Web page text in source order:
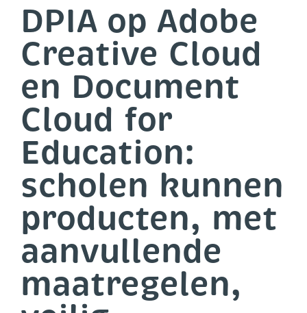
DPIA op Adobe
Creative Cloud
en Document
Cloud for
Education:
scholen kunnen
producten, met
aanvullende
maatregelen,